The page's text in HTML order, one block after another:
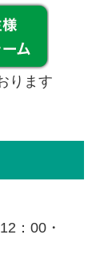
ります
：00・